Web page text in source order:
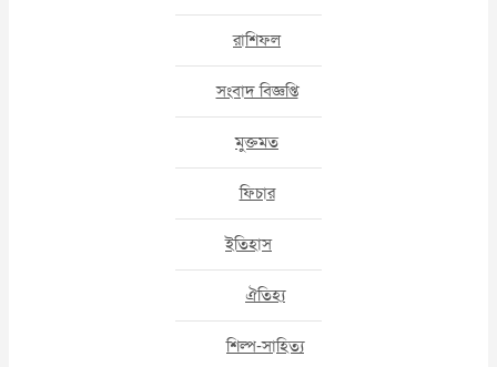
রাশিফল
সংবাদ বিজ্ঞপ্তি
মুক্তমত
ফিচার
ইতিহাস
ঐতিহ্য
শিল্প-সাহিত্য